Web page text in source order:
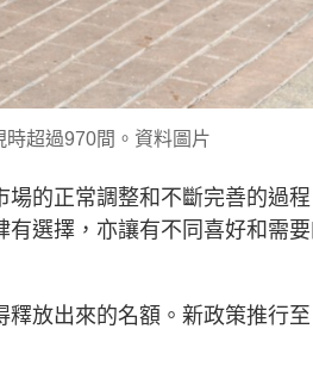
超過970間。資料圖片
的正常調整和不斷完善的過
選擇，亦讓有不同喜好和需
放出來的名額。新政策推行至